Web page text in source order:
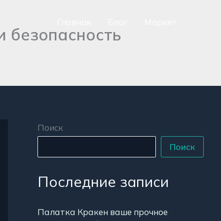
Поиск
Поиск
Последние записи
Палатка Кракен ваше прочное